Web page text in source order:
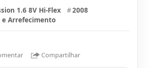
1.6 8V Hi-Flex #2008
Arrefecimento
Compartilhar